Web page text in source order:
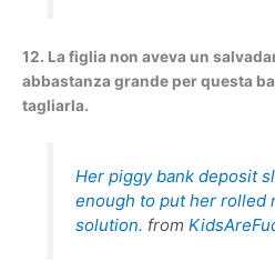
12. La figlia non aveva un
abbastanza grande per questa
tagliarla.
Her piggy bank deposit
enough to put her rolled
solution. from